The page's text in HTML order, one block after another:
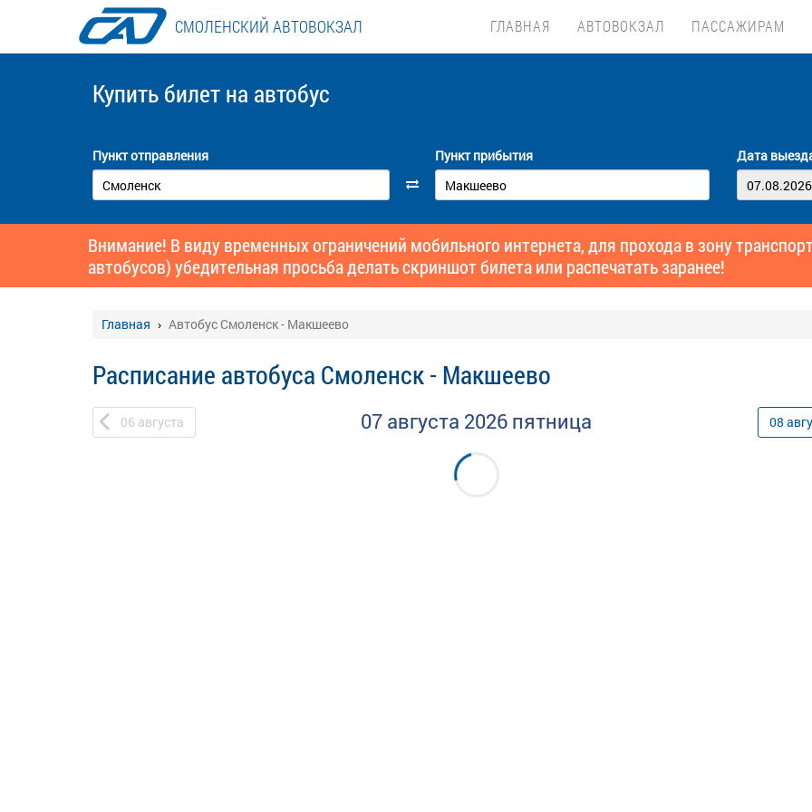
СМОЛЕНСКИЙ АВТОВОКЗАЛ ГЛАВНАЯ АВТОВОКЗАЛ ПАССАЖИРАМ
Купить билет на автобус
Пункт отправления Пункт прибытия Дата
Внимание! В виду временных ограничений мобильного интернета, для прохода в зону
автобусов) убедительная просьба делать скриншот билета или распечатать заранее!
Главная Автобус Смоленск - Макшеево
Расписание автобуса Смоленск - Макшеево
06 августа 07 августа 2026 пятница 08